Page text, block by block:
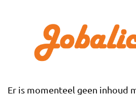
Er is momenteel geen inhoud